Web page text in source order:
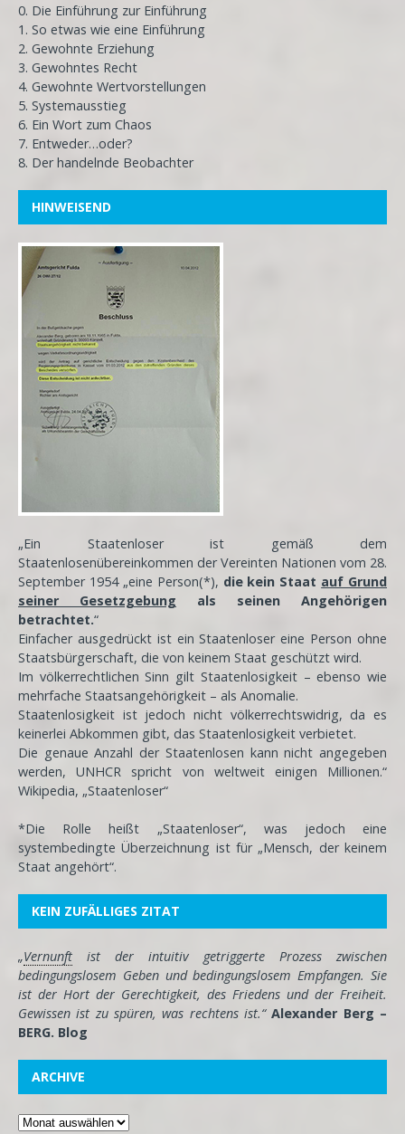
0. Die Einführung zur Einführung
1. So etwas wie eine Einführung
2. Gewohnte Erziehung
3. Gewohntes Recht
4. Gewohnte Wertvorstellungen
5. Systemausstieg
6. Ein Wort zum Chaos
7. Entweder…oder?
8. Der handelnde Beobachter
HINWEISEND
„Ein Staatenloser ist gemäß dem
Staatenlosenübereinkommen der Vereinten Nationen vom 28.
September 1954 „eine Person(*), die kein Staat auf Grund
seiner Gesetzgebung als seinen Angehörigen
betrachtet.“
Einfacher ausgedrückt ist ein Staatenloser eine Person ohne
Staatsbürgerschaft, die von keinem Staat geschützt wird.
Im völkerrechtlichen Sinn gilt Staatenlosigkeit – ebenso wie
mehrfache Staatsangehörigkeit – als Anomalie.
Staatenlosigkeit ist jedoch nicht völkerrechtswidrig, da es
keinerlei Abkommen gibt, das Staatenlosigkeit verbietet.
Die genaue Anzahl der Staatenlosen kann nicht angegeben
werden, UNHCR spricht von weltweit einigen Millionen.“
Wikipedia, „Staatenloser“
*Die Rolle heißt „Staatenloser“, was jedoch eine
systembedingte Überzeichnung ist für „Mensch, der keinem
Staat angehört“.
KEIN ZUFÄLLIGES ZITAT
„Vernunft ist der intuitiv getriggerte Prozess zwischen
bedingungslosem Geben und bedingungslosem Empfangen. Sie
ist der Hort der Gerechtigkeit, des Friedens und der Freiheit.
Gewissen ist zu spüren, was rechtens ist.“Alexander Berg –
BERG. Blog
ARCHIVE